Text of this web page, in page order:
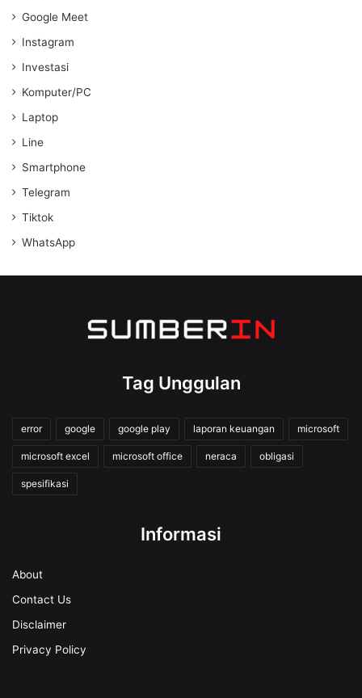
Google Meet
Instagram
Investasi
Komputer/PC
Laptop
Line
Smartphone
Telegram
Tiktok
WhatsApp
Tag Unggulan
error google google play laporan keuangan microsoft
microsoft excel microsoft office neraca obligasi
spesifikasi
Informasi
About
Contact Us
Disclaimer
Privacy Policy